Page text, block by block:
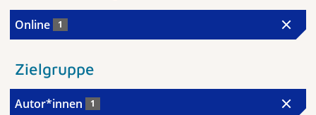
Online 1
Zielgruppe
Autor*innen 1